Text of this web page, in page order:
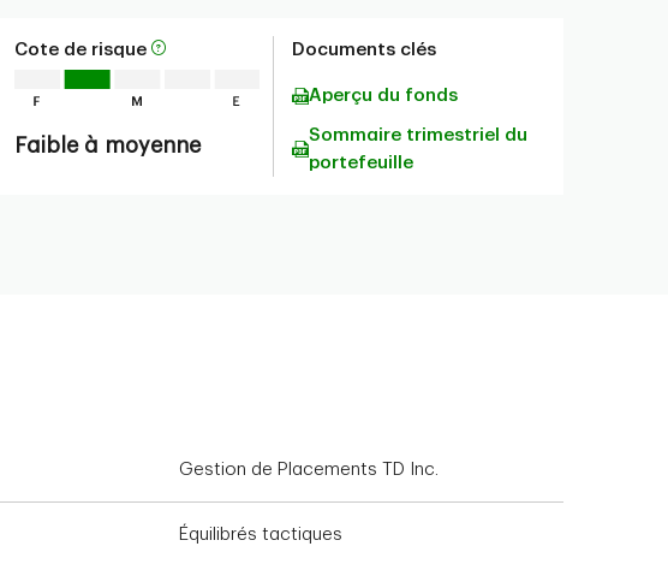
Cote de risque
Faible à moyenne
Documents clés
Aperçu du fonds
Sommaire trimestriel du
portefeuille
Gestion de Placements TD Inc.
Équilibrés tactiques